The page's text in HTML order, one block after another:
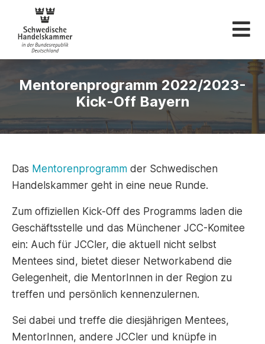
Schwedische
Mentorenprogramm 2022/2023-
Kick-Off Bayern
Das Mentorenprogramm der Schwedischen
Handelskammer geht in eine neue Runde.
Zum offiziellen Kick-Off des Programms laden die
Geschäftsstelle und das Münchener JCC-Komitee
ein: Auch für JCCler, die aktuell nicht selbst
Mentees sind, bietet dieser Networkabend die
Gelegenheit, die MentorInnen in der Region zu
treffen und persönlich kennenzulernen.
Sei dabei und treffe die diesjährigen Mentees,
MentorInnen, andere JCCler und knüpfe in